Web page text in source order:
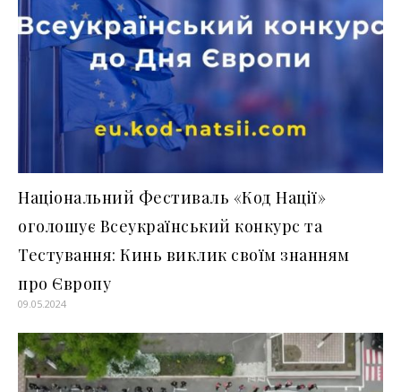
Національний Фестиваль «Код Нації»
оголошує Всеукраїнський конкурс та
Тестування: Кинь виклик своїм знанням
про Європу
09.05.2024